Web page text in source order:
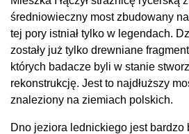
średniowieczny most zbudowany
tej pory istniał tylko w legendach.
zostały już tylko drewniane
których badacze byli w stanie
rekonstrukcję. Jest to najdłuższy
znaleziony na ziemiach polskich.
Dno jeziora lednickiego jest bardzo